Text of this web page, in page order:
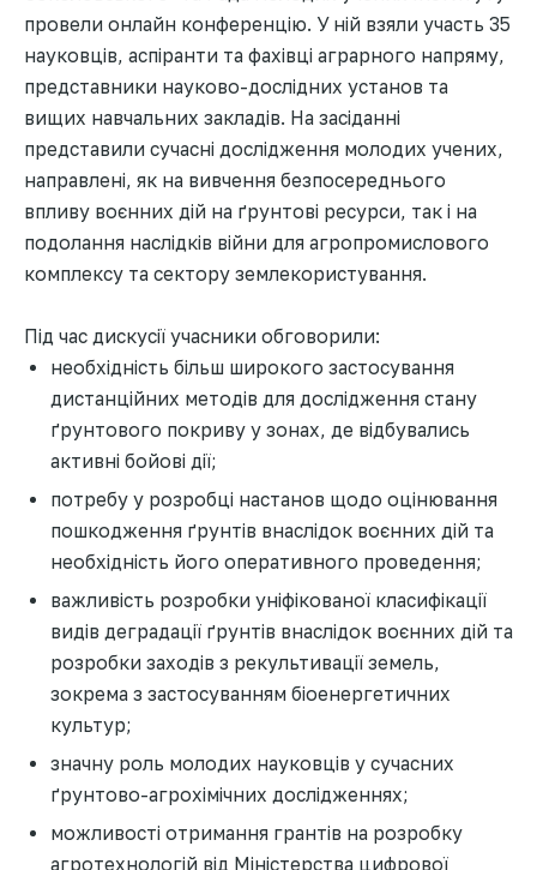
провели онлайн конференцію. У ній взяли участь 35
науковців, аспіранти та фахівці аграрного напряму,
представники науково-дослідних установ та
вищих навчальних закладів. На засіданні
представили сучасні дослідження молодих учених,
направлені, як на вивчення безпосереднього
впливу воєнних дій на ґрунтові ресурси, так і на
подолання наслідків війни для агропромислового
комплексу та сектору землекористування.
Під час дискусії учасники обговорили:
необхідність більш широкого застосування
дистанційних методів для дослідження стану
ґрунтового покриву у зонах, де відбувались
активні бойові дії;
потребу у розробці настанов щодо оцінювання
пошкодження ґрунтів внаслідок воєнних дій та
необхідність його оперативного проведення;
важливість розробки уніфікованої класифікації
видів деградації ґрунтів внаслідок воєнних дій та
розробки заходів з рекультивації земель,
зокрема з застосуванням біоенергетичних
культур;
значну роль молодих науковців у сучасних
ґрунтово-агрохімічних дослідженнях;
можливості отримання грантів на розробку
агротехнологій від Міністерства цифрової